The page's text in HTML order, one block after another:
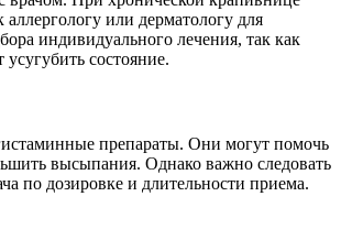
аллергологу или дерматологу для
индивидуального лечения, так как
состояние.
препараты. Они могут помочь
высыпания. Однако важно следовать
по дозировке и длительности приема.